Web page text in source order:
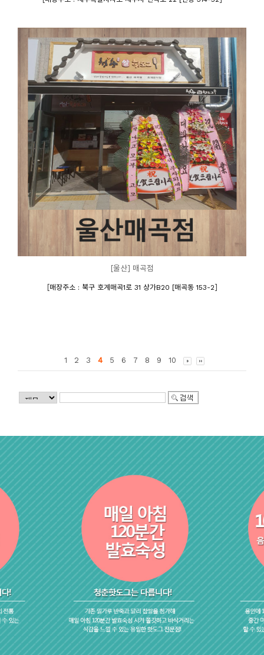
[울산] 매곡점
[매장주소 : 북구 호계매곡1로 31 상가B20 [매곡동 153-2]
1 2 3 4 5 6 7 8 9 10